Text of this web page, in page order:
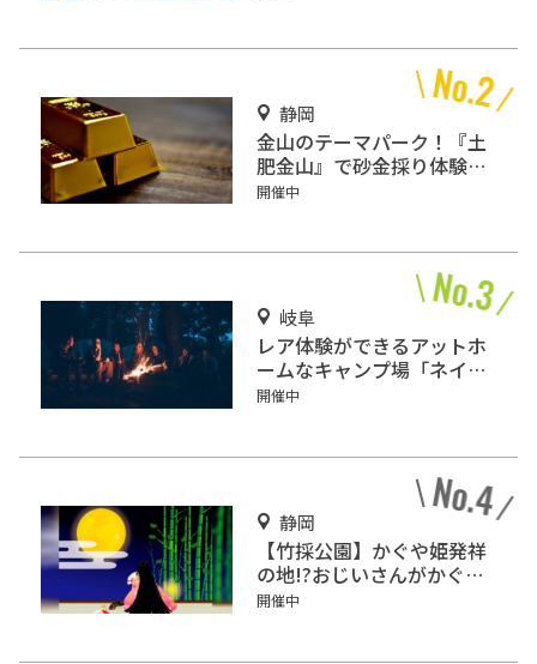
静岡
金山のテーマパーク！『土
肥金山』で砂金採り体験や
坑道観光を楽しもう♪
開催中
岐阜
レア体験ができるアットホ
ームなキャンプ場「ネイチ
ャーランドかみのほ」
開催中
静岡
【竹採公園】かぐや姫発祥
の地!?おじいさんがかぐや
姫を見つけた場所を見に行
開催中